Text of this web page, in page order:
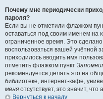
Почему мне периодически
пароля?
Если вы не отметили флажком
оставаться под своим именем на
ограниченное время. Это
воспользоваться вашей учётной
приходилось вводить имя
отметить флажком пункт
рекомендуется делать это на
библиотеке, интернет-кафе,
меня отсутствует, это значит,
Вернуться к началу